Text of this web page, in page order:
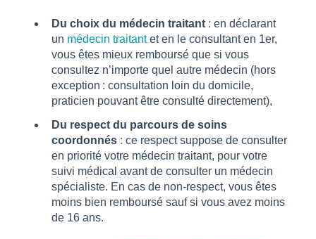
Du choix du médecin traitant : en déclarant
un médecin traitantet en le consultant en 1er,
vous êtes mieux remboursé que si vous
consultez n’importe quel autre médecin (hors
exception : consultation loin du domicile,
praticien pouvant être consulté directement),
Du respect du parcours de soins
coordonnés : ce respect suppose de consulter
en priorité votre médecin traitant, pour votre
suivi médical avant de consulter un médecin
spécialiste. En cas de non-respect, vous êtes
moins bien remboursé sauf si vous avez moins
de 16 ans.